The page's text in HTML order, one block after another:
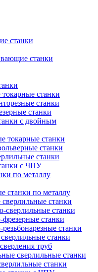
станки
станки
станки
станки
станки
с двойным
токарные станки
станки
станки
с ЧПУ
по металлу
станки по металлу
станки
сверлильные станки
станки
станки
станки
труб
сверлильные станки
станки